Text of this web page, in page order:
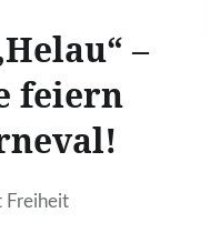
–
feiern
Freiheit